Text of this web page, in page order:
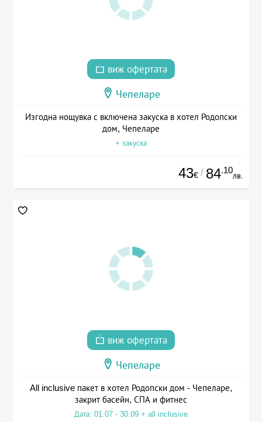
виж офертата
Чепеларе
Изгодна нощувка с включена закуска в хотел Родопски
дом, Чепеларе
+ закуска
43€ / 84.10
лв.
виж офертата
Чепеларе
All inclusive пакет в хотел Родопски дом - Чепеларе,
закрит басейн, СПА и фитнес
Дата: 01.07 - 30.09 + all inclusive